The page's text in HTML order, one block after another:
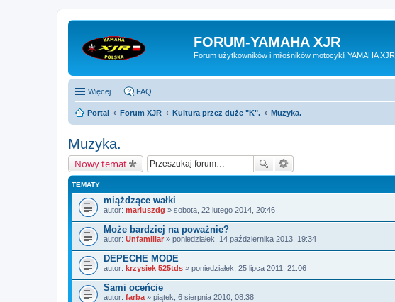
FORUM-YAMAHA XJR
Forum użytkowników i miłośników motocykli YAMAHA XJR.
Więcej… FAQ
Portal Forum XJR Kultura przez duże "K". Muzyka.
Muzyka.
Nowy temat
TEMATY
miążdzące wałki
autor: mariuszdg » sobota, 22 lutego 2014, 20:46
Może bardziej na poważnie?
autor: Unfamiliar » poniedziałek, 14 października 2013, 19:34
DEPECHE MODE
autor: krzysiek 525tds » poniedziałek, 25 lipca 2011, 21:06
Sami oceńcie
autor: farba » piątek, 6 sierpnia 2010, 08:38